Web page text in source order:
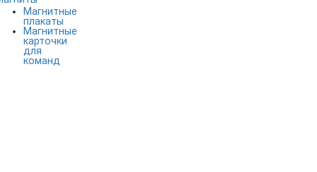
Магнитные
плакаты
Магнитные
карточки
для
команд